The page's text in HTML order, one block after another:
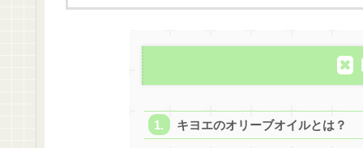
キヨエのオリーブオイルとは？